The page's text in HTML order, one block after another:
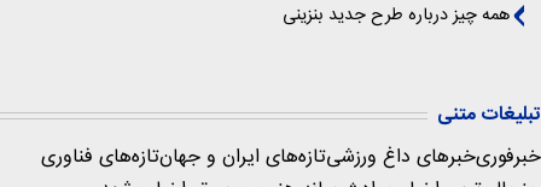
همه چیز درباره طرح جدید بنزینی
تبلیغات متنی
خبرفوریخبرهای داغ ورزشیتازه‌های ایران و جهانتازه‌های فناوری